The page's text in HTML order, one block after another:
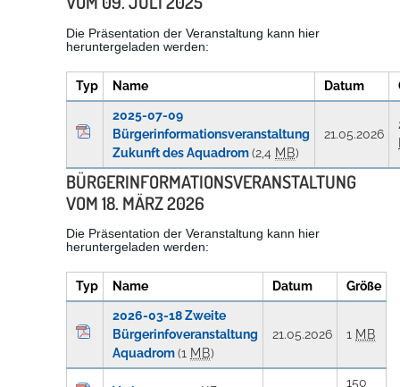
Spaß unter prickelnden Wasserfällen, das rauschende Meer im
Wellenbecken oder doch lieber die pure Entspannung auf der
Sprudelliege im Solebecken?
mehr dazu...
Die Präsentation der Veranstaltung kann hier
heruntergeladen werden:
Typ Name Datum
2025-07-09
Bürgerinformationsveranstaltung
Zukunft des Aquadrom(2,4 MB)
21.05.2026
BÜRGERINFORMATIONSVERANSTALTUNG
VOM 18. MÄRZ 2026
Die Präsentation der Veranstaltung kann hier
heruntergeladen werden:
Typ Name Datum Größe
2026-03-18 Zweite
Bürgerinfoveranstaltung
Aquadrom(1 MB)
21.05.2026 1 MB
150